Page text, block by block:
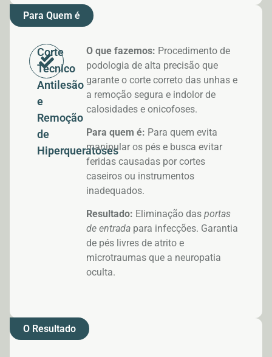
Para Quem é
Corte
Técnico
Antilesão
e
Remoção
de
Hiperqueratoses
O que fazemos: Procedimento de
podologia de alta precisão que
garante o corte correto das unhas e
a remoção segura e indolor de
calosidades e onicofoses.
Para quem é: Para quem evita
manipular os pés e busca evitar
feridas causadas por cortes
caseiros ou instrumentos
inadequados.
Resultado: Eliminação dasportas
de entrada para infecções. Garantia
de pés livres de atrito e
microtraumas que a neuropatia
oculta.
O Resultado